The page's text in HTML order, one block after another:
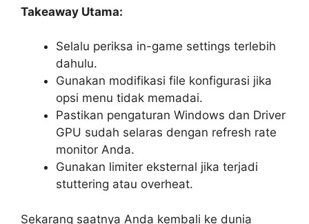
Takeaway Utama:
Selalu periksa in-game settings terlebih
dahulu.
Gunakan modifikasi file konfigurasi jika
opsi menu tidak memadai.
Pastikan pengaturan Windows dan Driver
GPU sudah selaras dengan refresh rate
monitor Anda.
Gunakan limiter eksternal jika terjadi
stuttering atau overheat.
Sekarang saatnya Anda kembali ke dunia